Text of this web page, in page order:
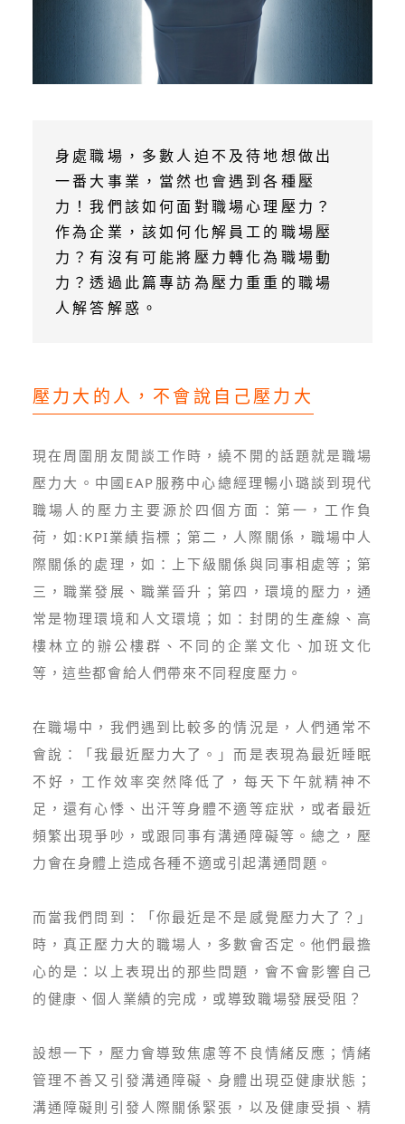
身處職場，多數人迫不及待地想做出
一番大事業，當然也會遇到各種壓
力！我們該如何面對職場心理壓力？
作為企業，該如何化解員工的職場壓
力？有沒有可能將壓力轉化為職場動
力？透過此篇專訪為壓力重重的職場
人解答解惑。
壓力大的人，不會說自己壓力大
現在周圍朋友閒談工作時，繞不開的話題就是職場
壓力大。中國EAP服務中心總經理暢小璐談到現代
職場人的壓力主要源於四個方面：第一，工作負
荷，如:KPI業績指標；第二，人際關係，職場中人
際關係的處理，如：上下級關係與同事相處等；第
三，職業發展、職業晉升；第四，環境的壓力，通
常是物理環境和人文環境；如：封閉的生產線、高
樓林立的辦公樓群、不同的企業文化、加班文化
等，這些都會給人們帶來不同程度壓力。
在職場中，我們遇到比較多的情況是，人們通常不
會說：「我最近壓力大了。」而是表現為最近睡眠
不好，工作效率突然降低了，每天下午就精神不
足，還有心悸、出汗等身體不適等症狀，或者最近
頻繁出現爭吵，或跟同事有溝通障礙等。總之，壓
力會在身體上造成各種不適或引起溝通問題。
而當我們問到：「你最近是不是感覺壓力大了？」
時，真正壓力大的職場人，多數會否定。他們最擔
心的是：以上表現出的那些問題，會不會影響自己
的健康、個人業績的完成，或導致職場發展受阻？
設想一下，壓力會導致焦慮等不良情緒反應；情緒
管理不善又引發溝通障礙、身體出現亞健康狀態；
溝通障礙則引發人際關係緊張，以及健康受損、精